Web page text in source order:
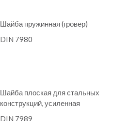
Шайба пружинная (гровер)
DIN 7980
Шайба плоская для стальных
конструкций, усиленная
DIN 7989